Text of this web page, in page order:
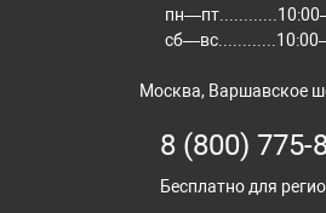
Москва, Варшавское
8 (800) 775-
Бесплатно для